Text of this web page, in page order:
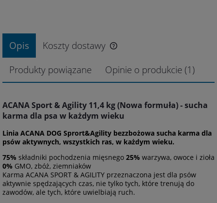
Opis
Koszty dostawy
Produkty powiązane
Opinie o produkcie (1)
ACANA Sport & Agility 11,4 kg (Nowa formuła) - sucha
karma dla psa w każdym wieku
Linia ACANA DOG Sprort&Agility bezzbożowa sucha karma dla
psów aktywnych, wszystkich ras, w każdym wieku.
75% składniki pochodzenia mięsnego 25% warzywa, owoce i zioła
0% GMO, zbóż, ziemniaków
Karma ACANA SPORT & AGILITY przeznaczona jest dla psów
aktywnie spędzających czas, nie tylko tych, które trenują do
zawodów, ale tych, które uwielbiają ruch.